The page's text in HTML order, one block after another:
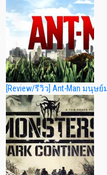
[Review/รีวิว] Ant-Man มนุษ